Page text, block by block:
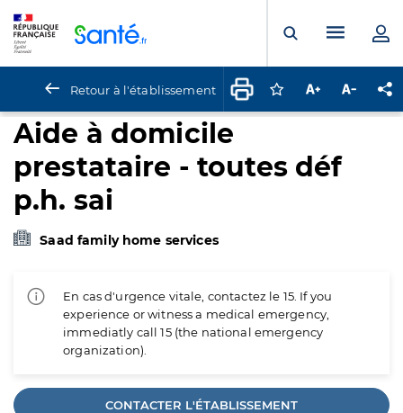
Ouvrir laMenu
Retour à l'établissement Connectez-vous
Augmenter la
Aide à domicile
prestataire - toutes déf
p.h. sai
Saad family home services
En cas d'urgence vitale, contactez le 15. If you
experience or witness a medical emergency,
immediatly call 15 (the national emergency
organization).
CONTACTER L'ÉTABLISSEMENT